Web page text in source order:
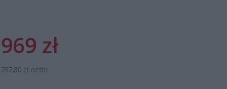
969 zł
787,80 zł netto